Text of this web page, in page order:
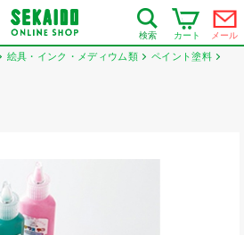
検索 カート メール
絵具・インク・メディウム類
ペイント塗料